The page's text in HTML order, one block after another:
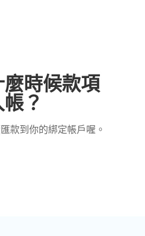
時候款項
？
款到你的綁定帳戶喔。